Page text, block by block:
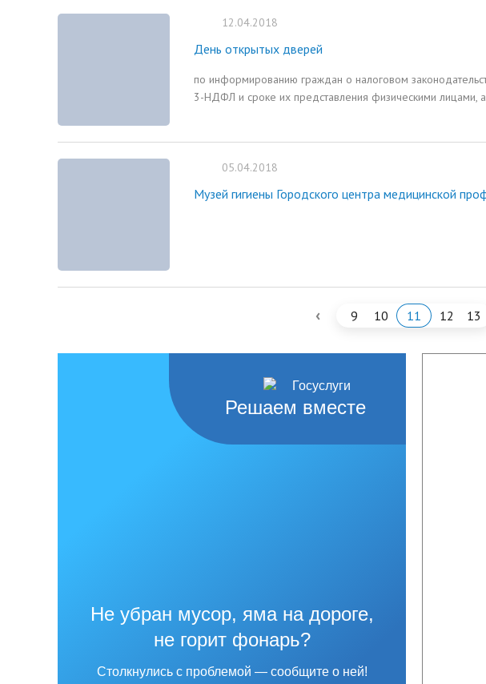
12.04.2018
День открытых дверей
по информированию граждан о налоговом
3-НДФЛ и сроке их представления физическими лицами,
05.04.2018
Музей гигиены Городского центра медицинской
‹ 9 10 11 12 13
Решаем вместе
Не убран мусор, яма на дороге,
не горит фонарь?
Столкнулись с проблемой — сообщите о ней!